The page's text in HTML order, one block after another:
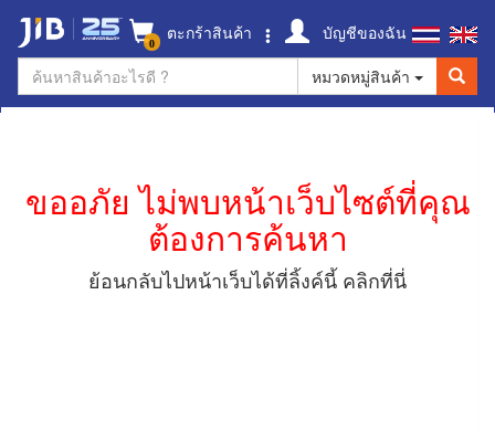
0 ตะกร้าสินค้า
บัญชีของฉัน
หมวดหมู่สินค้า
ขออภัย ไม่พบหน้าเว็บไซต์ที่คุณ
ต้องการค้นหา
ย้อนกลับไปหน้าเว็บได้ที่ลิ้งค์นี้ คลิกที่นี่